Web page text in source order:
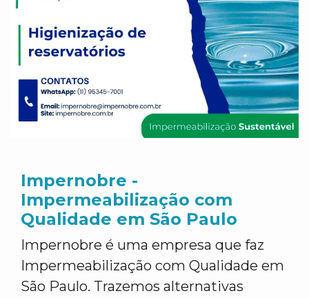
Impernobre -
Impermeabilização com
Qualidade em São Paulo
Impernobre é uma empresa que faz
Impermeabilização com Qualidade em
São Paulo. Trazemos alternativas